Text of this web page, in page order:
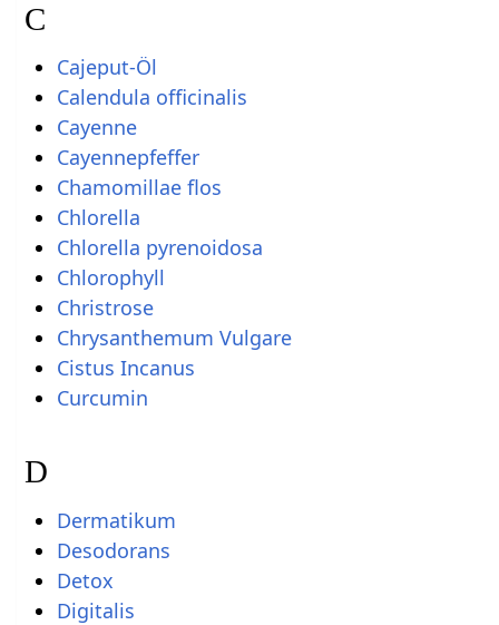
C
Cajeput-Öl
Calendula officinalis
Cayenne
Cayennepfeffer
Chamomillae flos
Chlorella
Chlorella pyrenoidosa
Chlorophyll
Christrose
Chrysanthemum Vulgare
Cistus Incanus
Curcumin
D
Dermatikum
Desodorans
Detox
Digitalis